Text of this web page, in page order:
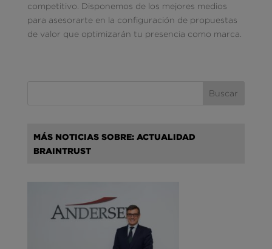
competitivo. Disponemos de los mejores medios
para asesorarte en la configuración de propuestas
de valor que optimizarán tu presencia como marca.
MÁS NOTICIAS SOBRE: ACTUALIDAD
BRAINTRUST